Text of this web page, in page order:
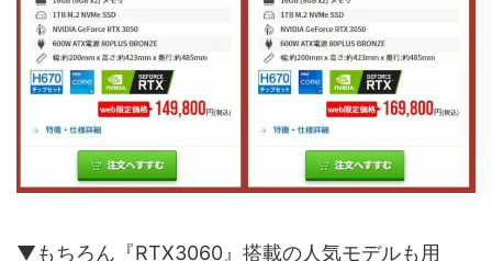
▼もちろん『RTX3060』搭載の人気モデルも用